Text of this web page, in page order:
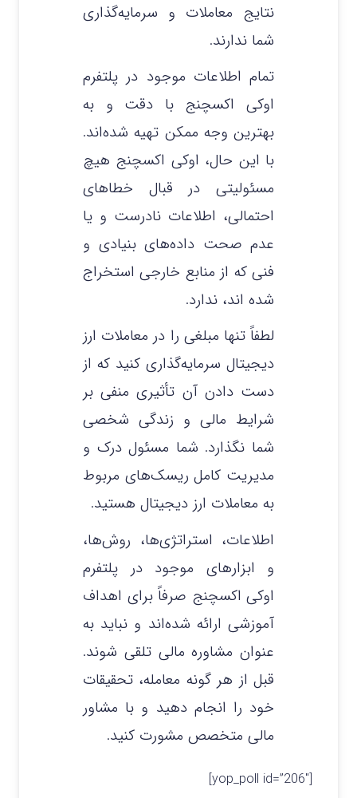
نتایج معاملات و سرمایه‌گذاری
شما ندارند.
تمام اطلاعات موجود در پلتفرم
اوکی اکسچنج با دقت و به
بهترین وجه ممکن تهیه شده‌اند.
با این حال، اوکی اکسچنج هیچ
مسئولیتی در قبال خطاهای
احتمالی، اطلاعات نادرست و یا
عدم صحت داده‌های بنیادی و
فنی که از منابع خارجی استخراج
شده‌ اند، ندارد.
لطفاً تنها مبلغی را در معاملات ارز
دیجیتال سرمایه‌گذاری کنید که از
دست دادن آن تأثیری منفی بر
شرایط مالی و زندگی شخصی
شما نگذارد. شما مسئول درک و
مدیریت کامل ریسک‌های مربوط
به معاملات ارز دیجیتال هستید.
اطلاعات، استراتژی‌ها، روش‌ها،
و ابزارهای موجود در پلتفرم
اوکی اکسچنج صرفاً برای اهداف
آموزشی ارائه شده‌اند و نباید به
عنوان مشاوره مالی تلقی شوند.
قبل از هر گونه معامله، تحقیقات
خود را انجام دهید و با مشاور
مالی متخصص مشورت کنید.
[yop_poll id=”206″]